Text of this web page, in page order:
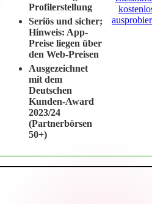
Profilerstellung
Seriös und sicher;
Hinweis: App-
Preise liegen über
den Web-Preisen
Ausgezeichnet
mit dem
Deutschen
Kunden-Award
2023/24
(Partnerbörsen
50+)